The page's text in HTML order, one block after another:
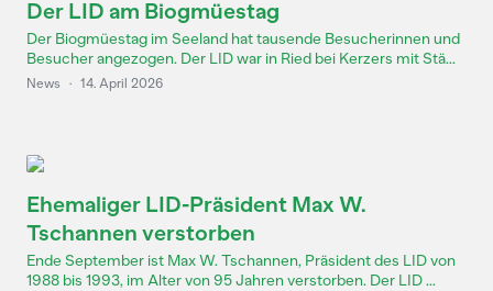
Der LID am Biogmüestag
Der Biogmüestag im Seeland hat tausende Besucherinnen und
Besucher angezogen. Der LID war in Ried bei Kerzers mit Stä...
News · 14. April 2026
Ehemaliger LID-Präsident Max W.
Tschannen verstorben
Ende September ist Max W. Tschannen, Präsident des LID von
1988 bis 1993, im Alter von 95 Jahren verstorben. Der LID ...